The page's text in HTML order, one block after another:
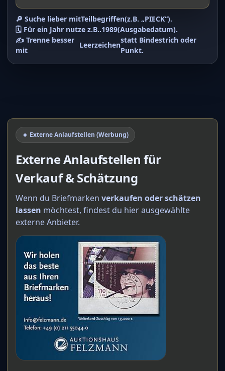
🔎 Suche lieber mitTeilbegriffen(z.B. „PIECK“).
🗓️ Für ein Jahr nutze z.B..1989(Ausgabedatum).
✍️ Trenne besser
mit
Leerzeichen
statt Bindestrich oder
Punkt.
🔸 Externe Anlaufstellen (Werbung)
Externe Anlaufstellen für
Verkauf & Schätzung
Wenn du Briefmarken verkaufen oder schätzen
lassen möchtest, findest du hier ausgewählte
externe Anbieter.